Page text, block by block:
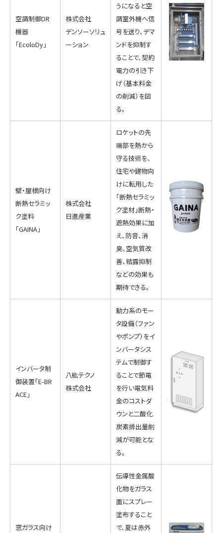
空調制御DR
機器
「EcoloDy」
株式会社
デンソーソリュ
ーション
うになると空
調室外機へ信
号を送り、デマ
ンドを抑制す
ることで、契約
電力の引き下
げ（基本料金
の削減）を図
る。
壁・屋根向け
断熱セラミッ
ク塗料
「GAINA」
株式会社
日進産業
ロケットの先
端部を熱から
守る技術を、
住宅や建物向
けに転用した
「断熱セラミッ
ク塗材」断熱・
遮熱効果に加
え、防音、消
臭、空気質改
善、結露抑制
などの効果も
期待できる。
インバータ制
御装置「E-BR
ACE」
八紘テクノ
株式会社
動力系のモー
タ設備（ファン
やポンプ）をイ
ンバータシス
テムで制御す
ることで節電
を行い電気料
金のコストダ
ウンと二酸化
炭素排出量削
減が可能とな
る。
窓ガラス向け
伝導性金属酸
化物をガラス
面にスプレー
塗布すること
で、夏は赤外